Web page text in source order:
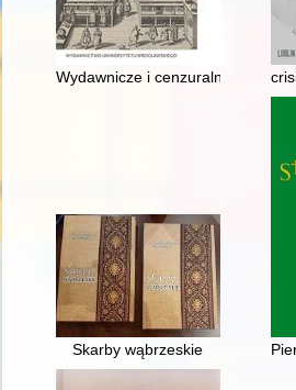
Wydawnicze i cenzuralne losy
Skarby wąbrzeskie